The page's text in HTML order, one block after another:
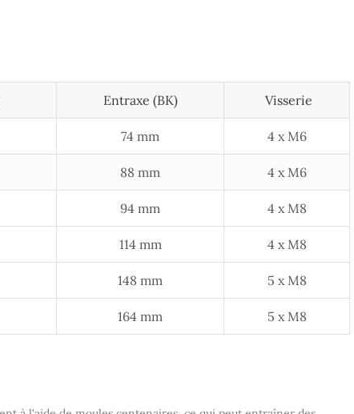
Entraxe (BK) Visserie
74 mm 4 x M6
88 mm 4 x M6
94 mm 4 x M8
114 mm 4 x M8
148 mm 5 x M8
164 mm 5 x M8